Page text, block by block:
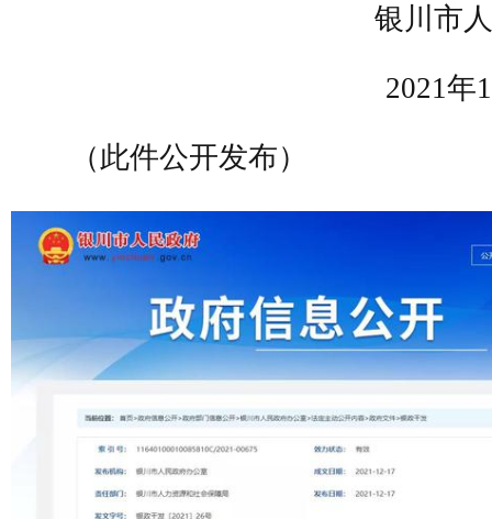
银川市人
2021年
（此件公开发布）